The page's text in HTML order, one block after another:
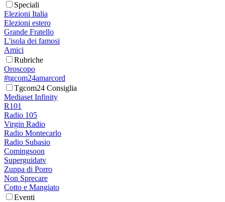
Speciali
Elezioni Italia
Elezioni estero
Grande Fratello
L'isola dei famosi
Amici
Rubriche
Oroscopo
#tgcom24amarcord
Tgcom24 Consiglia
Mediaset Infinity
R101
Radio 105
Virgin Radio
Radio Montecarlo
Radio Subasio
Comingsoon
Superguidatv
Zuppa di Porro
Non Sprecare
Cotto e Mangiato
Eventi